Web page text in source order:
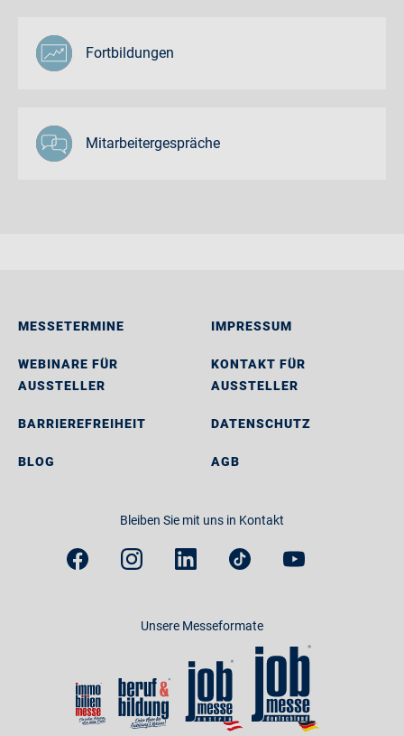
Fortbildungen
Mitarbeitergespräche
MESSETERMINE
WEBINARE FÜR
AUSSTELLER
BARRIEREFREIHEIT
BLOG
IMPRESSUM
KONTAKT FÜR
AUSSTELLER
DATENSCHUTZ
AGB
Bleiben Sie mit uns in Kontakt
Unsere Messeformate